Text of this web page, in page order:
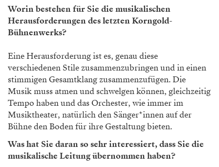
Worin bestehen für Sie die musikalischen
Herausforderungen des letzten Korngold-
Bühnenwerks?
Eine Herausforderung ist es, genau diese
verschiedenen Stile zusammenzubringen und in einen
stimmigen Gesamtklang zusammenzufügen. Die
Musik muss atmen und schwelgen können, gleichzeitig
Tempo haben und das Orchester, wie immer im
Musiktheater, natürlich den Sänger*innen auf der
Bühne den Boden für ihre Gestaltung bieten.
Was hat Sie daran so sehr interessiert, dass Sie die
musikalische Leitung übernommen haben?